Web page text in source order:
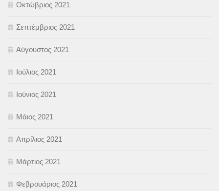
Οκτώβριος 2021
Σεπτέμβριος 2021
Αύγουστος 2021
Ιούλιος 2021
Ιούνιος 2021
Μάιος 2021
Απρίλιος 2021
Μάρτιος 2021
Φεβρουάριος 2021